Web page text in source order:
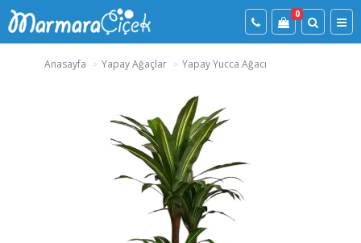
0
Anasayfa Yapay Ağaçlar Yapay Yucca Ağacı